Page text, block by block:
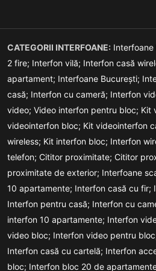
CATEGORII INTERFOANE: Interfoane
2 fire; Interfon vilă; Interfon casă
apartament; Interfoane București;
casă; Interfon cu cameră; Interfon
video; Video interfon pentru bloc; Kit
videointerfon bloc; Kit videointerfon
wireless; Kit interfon bloc; Interfon
telefon; Cititor proximitate; Cititor
proximitate de exterior; Interfoane
10 apartamente; Interfon casă cu fir;
Interfon pentru casă; Interfon cu
interfon 10 apartamente; Interfon
video bloc; Interfon video pentru
Interfon casă cu cartelă; Interfon
bloc; Interfon bloc 20 de